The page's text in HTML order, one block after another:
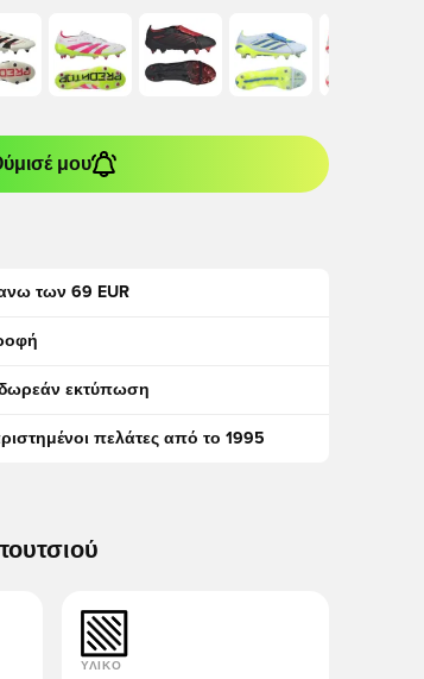
μου
των 69 EUR
εκτύπωση
πελάτες από το 1995
ΥΛΙΚΌ